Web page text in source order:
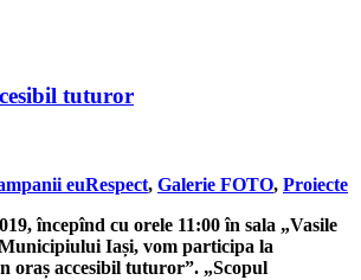
tuturor
euRespect, Galerie FOTO, Proiecte
începînd cu orele 11:00 în sala „Vasile
Iași, vom participa la
oraș accesibil tuturor”. „Scopul